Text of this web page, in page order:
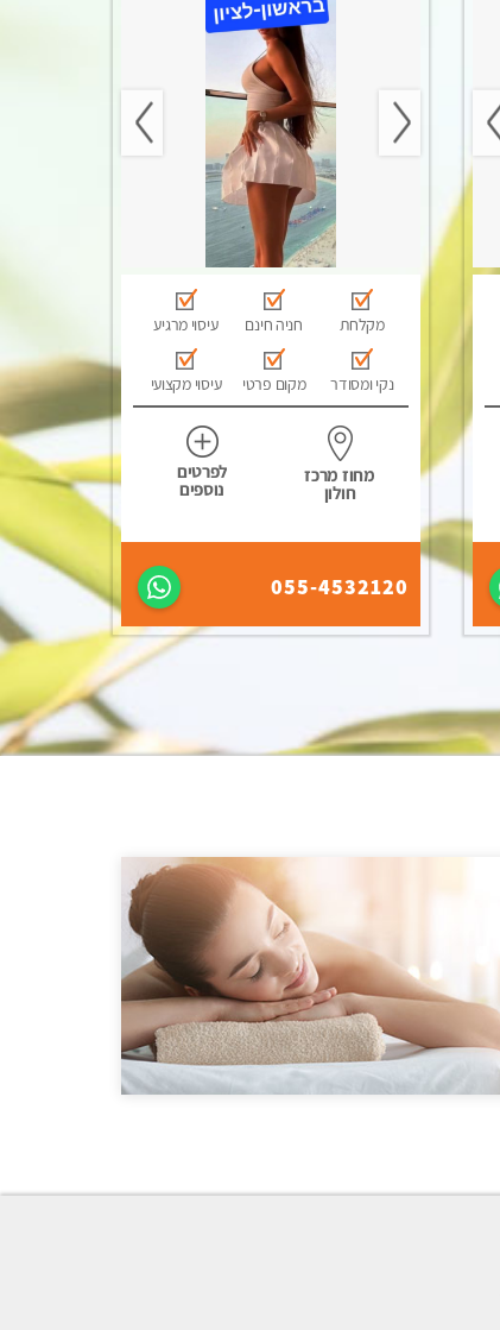
מקלחת חניה חינם עיסוי מרגיע
נקי ומסודר מקום פרטי עיסוי מקצועי
מחוז מרכז
חולון
לפרטים
נוספים
055-4532120